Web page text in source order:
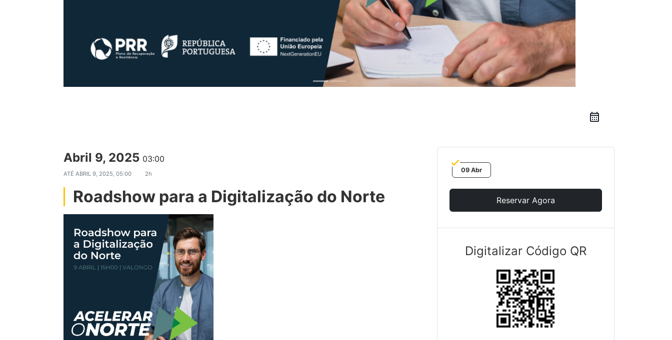
Abril 9, 2025 03:00
ATÉ ABRIL 9, 2025, 05:00 2h
Roadshow para a Digitalização do Norte
09 Abr
Reservar Agora
Digitalizar Código QR